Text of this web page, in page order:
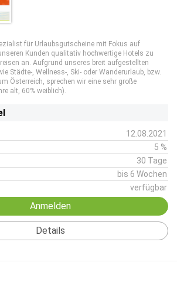
für Urlaubsgutscheine mit Fokus auf
Kunden qualitativ hochwertige Hotels zu
an. Aufgrund unseres breit aufgestellten
Städte-, Wellness-, Ski- oder Wanderurlaub, bzw.
Österreich, sprechen wir eine sehr große
alt, 60% weiblich).
12.08.2021
5 %
30 Tage
bis 6 Wochen
verfügbar
Anmelden
Details